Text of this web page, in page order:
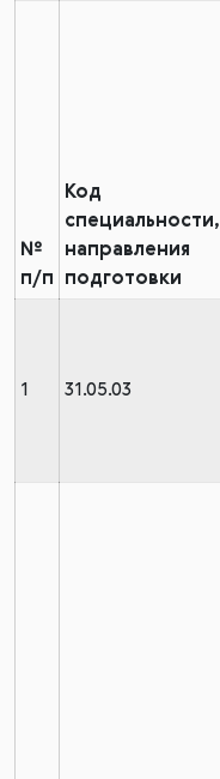
№
п/п
Код
специальности,
направления
подготовки
1 31.05.03